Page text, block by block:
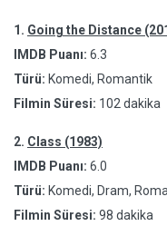
1. Going the Distance
IMDB Puanı: 6.3
Türü: Komedi, Romantik
Filmin Süresi: 102 dakika
2. Class (1983)
IMDB Puanı: 6.0
Türü: Komedi, Dram,
Filmin Süresi: 98 dakika